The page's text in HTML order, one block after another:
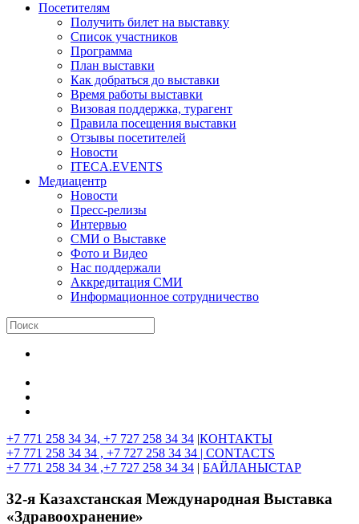
Посетителям
Получить билет на выставку
Список участников
Программа
План выставки
Как добраться до выставки
Время работы выставки
Визовая поддержка, турагент
Правила посещения выставки
Отзывы посетителей
Новости
ITECA.EVENTS
Медиацентр
Новости
Пресс-релизы
Интервью
СМИ о Выставке
Фото и Видео
Нас поддержали
Аккредитация СМИ
Информационное сотрудничество
+7 771 258 34 34, +7 727 258 34 34 |КОНТАКТЫ
+7 771 258 34 34 , +7 727 258 34 34 | CONTACTS
+7 771 258 34 34 ,+7 727 258 34 34 | БАЙЛАНЫСТАР
32-я Казахстанская Международная Выставка
«Здравоохранение»